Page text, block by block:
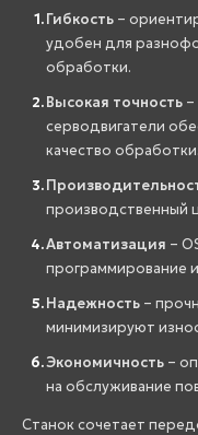
Гибкость –
удобен для
обработки.
Высокая точность
серводвигатели
качество обработки.
производственный
Автоматизация –
программирование
Надежность –
минимизируют
Экономичность –
на обслуживание
Станок сочетает